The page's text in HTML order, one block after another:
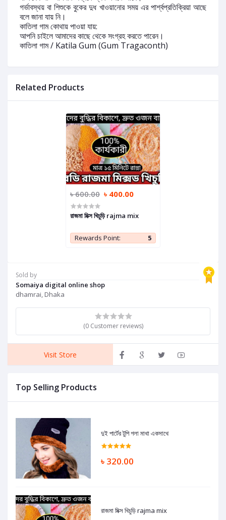
Sold by
Somaiya digital online shop
dhamrai, Dhaka
(0 Customer reviews)
Visit Store
Top Selling Products
দুই পার্টের টুপি গলা মাথা একসাথে
৳ 320.00
রাজমা মিক্স খিচুড়ি rajma mix
গর্ভাবস্থয় বা শিশুকে বুকের দুধ খাওয়ানোর সময় এর পার্শ্বপ্রতিক্রিয়া আছে
বলে জানা যায় নি।
কাতিলা গাম কোথায় পাওয়া যায়:
আপনি চাইলে আমাদের কাছে থেকে সংগ্রহ করতে পারেন।
কাতিলা গাম / Katila Gum (Gum Tragaconth)
Related Products
৳ 600.00 ৳ 400.00
রাজমা মিক্স খিচুড়ি rajma mix
Rewards Point: 5